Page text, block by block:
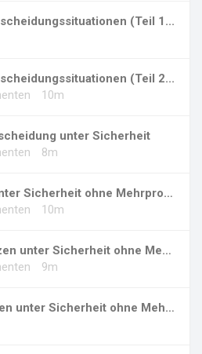
(Teil 1...
(Teil 2...
10m
unter Sicherheit
8m
Entscheidung unter Sicherheit ohne Mehrproduk...
10m
Preisuntergrenzen unter Sicherheit ohne Mehrp...
9m
Preisobergrenzen unter Sicherheit ohne Mehrpr...